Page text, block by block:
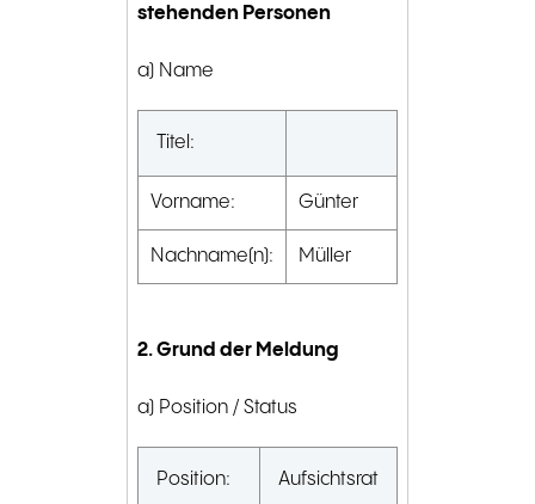
stehenden Personen
a) Name
Titel:
Vorname: Günter
Nachname(n): Müller
2. Grund der Meldung
a) Position / Status
Position: Aufsichtsrat